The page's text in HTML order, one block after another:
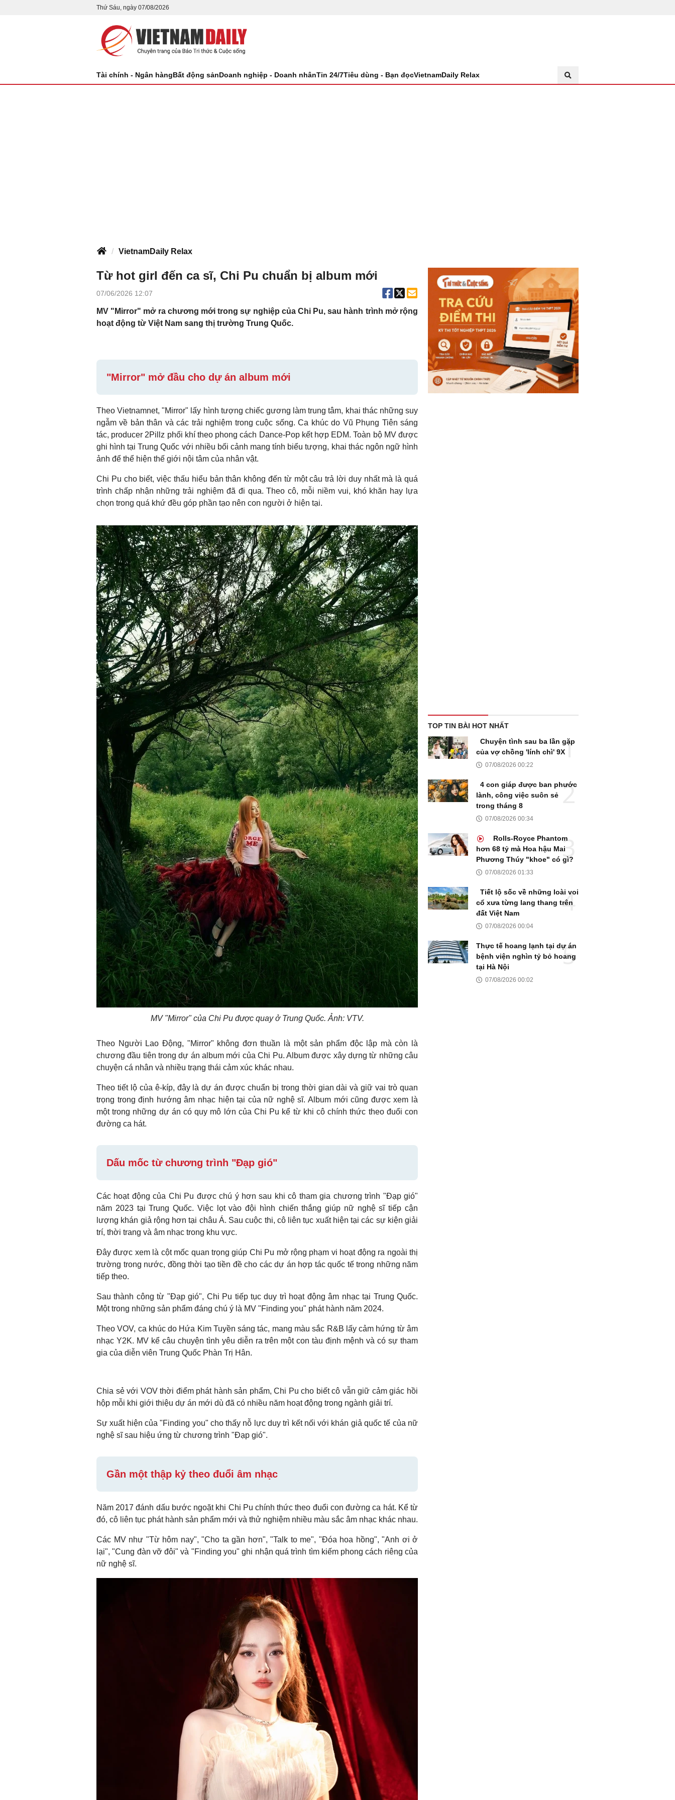
Thứ Sáu, ngày 07/08/2026
Tài chính - Ngân hàngBất động sảnDoanh nghiệp - Doanh nhânTin 24/7Tiêu dùng - Bạn đọcVietnamDaily Relax
VietnamDaily Relax
Từ hot girl đến ca sĩ, Chi Pu chuẩn bị album mới
07/06/2026 12:07
MV "Mirror" mở ra chương mới trong sự nghiệp của Chi Pu, sau hành trình mở rộng
hoạt động từ Việt Nam sang thị trường Trung Quốc.
"Mirror" mở đầu cho dự án album mới
Theo Vietnamnet, "Mirror" lấy hình tượng chiếc gương làm trung tâm, khai thác những suy
ngẫm về bản thân và các trải nghiệm trong cuộc sống. Ca khúc do Vũ Phụng Tiên sáng
tác, producer 2Pillz phối khí theo phong cách Dance-Pop kết hợp EDM. Toàn bộ MV được
ghi hình tại Trung Quốc với nhiều bối cảnh mang tính biểu tượng, khai thác ngôn ngữ hình
ảnh để thể hiện thế giới nội tâm của nhân vật.
Chi Pu cho biết, việc thấu hiểu bản thân không đến từ một câu trả lời duy nhất mà là quá
trình chấp nhận những trải nghiệm đã đi qua. Theo cô, mỗi niềm vui, khó khăn hay lựa
chọn trong quá khứ đều góp phần tạo nên con người ở hiện tại.
MV "Mirror" của Chi Pu được quay ở Trung Quốc. Ảnh: VTV.
Theo Người Lao Động, "Mirror" không đơn thuần là một sản phẩm độc lập mà còn là
chương đầu tiên trong dự án album mới của Chi Pu. Album được xây dựng từ những câu
chuyện cá nhân và nhiều trạng thái cảm xúc khác nhau.
Theo tiết lộ của ê-kíp, đây là dự án được chuẩn bị trong thời gian dài và giữ vai trò quan
trọng trong định hướng âm nhạc hiện tại của nữ nghệ sĩ. Album mới cũng được xem là
một trong những dự án có quy mô lớn của Chi Pu kể từ khi cô chính thức theo đuổi con
đường ca hát.
Dấu mốc từ chương trình "Đạp gió"
Các hoạt động của Chi Pu được chú ý hơn sau khi cô tham gia chương trình "Đạp gió"
năm 2023 tại Trung Quốc. Việc lọt vào đội hình chiến thắng giúp nữ nghệ sĩ tiếp cận
lượng khán giả rộng hơn tại châu Á. Sau cuộc thi, cô liên tục xuất hiện tại các sự kiện giải
trí, thời trang và âm nhạc trong khu vực.
Đây được xem là cột mốc quan trọng giúp Chi Pu mở rộng phạm vi hoạt động ra ngoài thị
trường trong nước, đồng thời tạo tiền đề cho các dự án hợp tác quốc tế trong những năm
tiếp theo.
Sau thành công từ "Đạp gió", Chi Pu tiếp tục duy trì hoạt động âm nhạc tại Trung Quốc.
Một trong những sản phẩm đáng chú ý là MV "Finding you" phát hành năm 2024.
Theo VOV, ca khúc do Hứa Kim Tuyền sáng tác, mang màu sắc R&B lấy cảm hứng từ âm
nhạc Y2K. MV kể câu chuyện tình yêu diễn ra trên một con tàu định mệnh và có sự tham
gia của diễn viên Trung Quốc Phàn Trị Hân.
Chia sẻ với VOV thời điểm phát hành sản phẩm, Chi Pu cho biết cô vẫn giữ cảm giác hồi
hộp mỗi khi giới thiệu dự án mới dù đã có nhiều năm hoạt động trong ngành giải trí.
Sự xuất hiện của "Finding you" cho thấy nỗ lực duy trì kết nối với khán giả quốc tế của nữ
nghệ sĩ sau hiệu ứng từ chương trình "Đạp gió".
Gần một thập kỷ theo đuổi âm nhạc
Năm 2017 đánh dấu bước ngoặt khi Chi Pu chính thức theo đuổi con đường ca hát. Kể từ
đó, cô liên tục phát hành sản phẩm mới và thử nghiệm nhiều màu sắc âm nhạc khác nhau.
Các MV như "Từ hôm nay", "Cho ta gần hơn", "Talk to me", "Đóa hoa hồng", "Anh ơi ở
lại", "Cung đàn vỡ đôi" và "Finding you" ghi nhận quá trình tìm kiếm phong cách riêng của
nữ nghệ sĩ.
TOP TIN BÀI HOT NHẤT
Chuyện tình sau ba lần gặp
của vợ chồng 'lính chì' 9X
07/08/2026 00:22
4 con giáp được ban phước
lành, công việc suôn sẻ
trong tháng 8
07/08/2026 00:34
Rolls-Royce Phantom
hơn 68 tỷ mà Hoa hậu Mai
Phương Thúy "khoe" có gì?
07/08/2026 01:33
Tiết lộ sốc về những loài voi
cổ xưa từng lang thang trên
đất Việt Nam
07/08/2026 00:04
Thực tế hoang lạnh tại dự án
bệnh viện nghìn tỷ bỏ hoang
tại Hà Nội
07/08/2026 00:02